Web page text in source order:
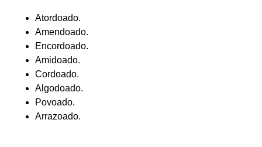
Atordoado.
Amendoado.
Encordoado.
Amidoado.
Cordoado.
Algodoado.
Povoado.
Arrazoado.